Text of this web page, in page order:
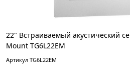
22" Встраиваемый акустический
Mount TG6L22EM
Артикул TG6L22EM